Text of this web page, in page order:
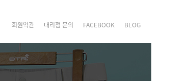
회원약관 대리점 문의 FACEBOOK BLOG